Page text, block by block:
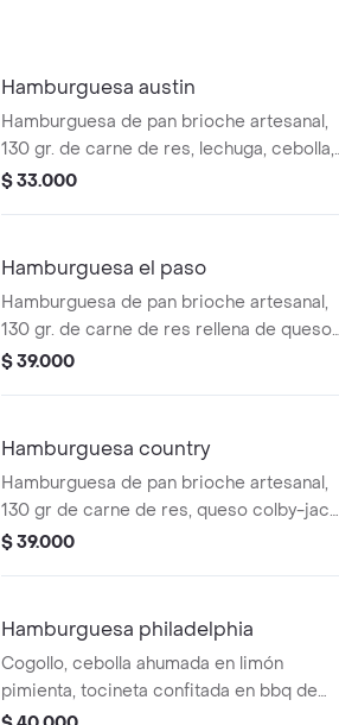
Hamburguesa austin
Hamburguesa de pan brioche artesanal,
130 gr. de carne de res, lechuga, cebolla,
tomate y pepinillos, queso colby-jack,
$ 33.000
Hamburguesa el paso
Hamburguesa de pan brioche artesanal,
130 gr. de carne de res rellena de queso
colby-jack, lechuga, cebolla, extra queso,
$ 39.000
Hamburguesa country
Hamburguesa de pan brioche artesanal,
130 gr de carne de res, queso colby-jack
mezclado con maíz asado, tocineta,
$ 39.000
Hamburguesa philadelphia
Cogollo, cebolla ahumada en limón
pimienta, tocineta confitada en bbq de
sriracha, queso colby-jack y philadelphia,